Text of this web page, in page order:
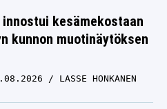
innostui kesämekostaan
kunnon muotinäytöksen
LASSE HONKANEN